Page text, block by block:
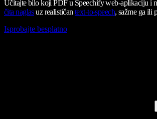
Učitajte bilo koji PDF u Speechify web-aplikaciju i
čita naglasuz realističan text-to-speech, sažme ga ili
Isprobajte besplatno